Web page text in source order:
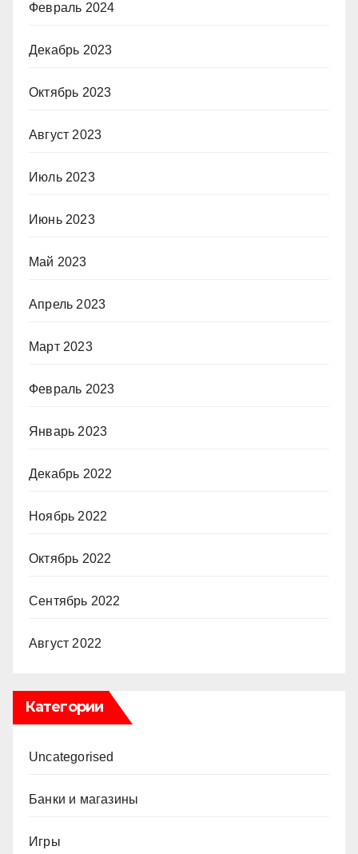
Февраль 2024
Декабрь 2023
Октябрь 2023
Август 2023
Июль 2023
Июнь 2023
Май 2023
Апрель 2023
Март 2023
Февраль 2023
Январь 2023
Декабрь 2022
Ноябрь 2022
Октябрь 2022
Сентябрь 2022
Август 2022
Категории
Uncategorised
Банки и магазины
Игры